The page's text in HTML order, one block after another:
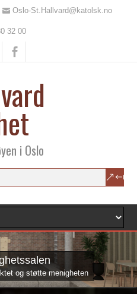
Oslo-St.Hallvard@katolsk.no
32 00
i Oslo
og støtte menigheten